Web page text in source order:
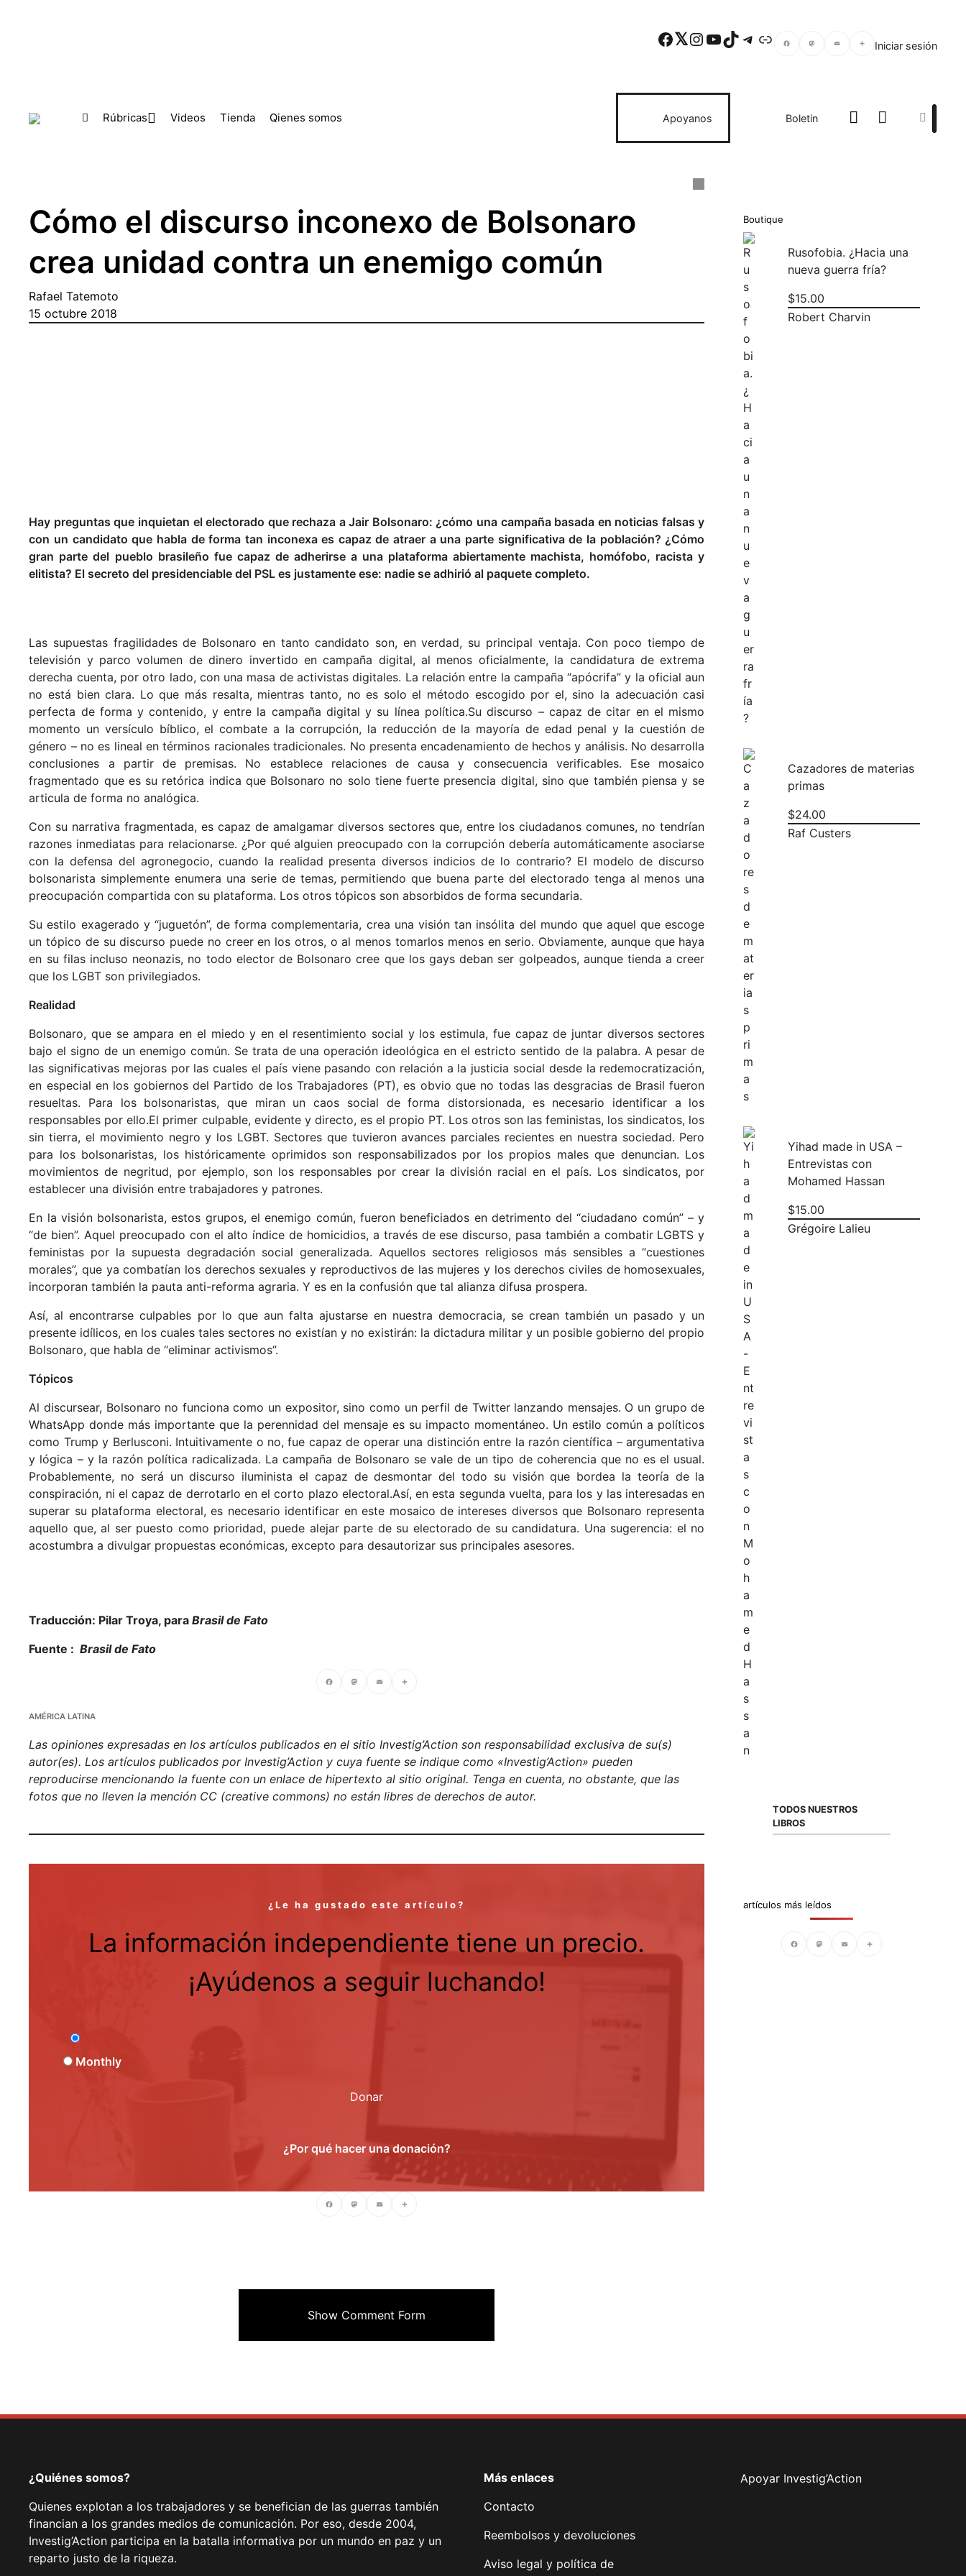
Facebook Twitter Instagram YouTube TikTok Telegram Enlace Iniciar sesión
Rúbricas Videos Tienda Qienes somos Apoyanos Boletin
Cómo el discurso inconexo de Bolsonaro
crea unidad contra un enemigo común
Rafael Tatemoto
15 octubre 2018
Hay preguntas que inquietan el electorado que rechaza a Jair Bolsonaro: ¿cómo una campaña basada en noticias falsas y
con un candidato que habla de forma tan inconexa es capaz de atraer a una parte significativa de la población? ¿Cómo
gran parte del pueblo brasileño fue capaz de adherirse a una plataforma abiertamente machista, homófobo, racista y
elitista? El secreto del presidenciable del PSL es justamente ese: nadie se adhirió al paquete completo.
Las supuestas fragilidades de Bolsonaro en tanto candidato son, en verdad, su principal ventaja. Con poco tiempo de
televisión y parco volumen de dinero invertido en campaña digital, al menos oficialmente, la candidatura de extrema
derecha cuenta, por otro lado, con una masa de activistas digitales. La relación entre la campaña “apócrifa” y la oficial aun
no está bien clara. Lo que más resalta, mientras tanto, no es solo el método escogido por el, sino la adecuación casi
perfecta de forma y contenido, y entre la campaña digital y su línea política.Su discurso – capaz de citar en el mismo
momento un versículo bíblico, el combate a la corrupción, la reducción de la mayoría de edad penal y la cuestión de
género – no es lineal en términos racionales tradicionales. No presenta encadenamiento de hechos y análisis. No desarrolla
conclusiones a partir de premisas. No establece relaciones de causa y consecuencia verificables. Ese mosaico
fragmentado que es su retórica indica que Bolsonaro no solo tiene fuerte presencia digital, sino que también piensa y se
articula de forma no analógica.
Con su narrativa fragmentada, es capaz de amalgamar diversos sectores que, entre los ciudadanos comunes, no tendrían
razones inmediatas para relacionarse. ¿Por qué alguien preocupado con la corrupción debería automáticamente asociarse
con la defensa del agronegocio, cuando la realidad presenta diversos indicios de lo contrario? El modelo de discurso
bolsonarista simplemente enumera una serie de temas, permitiendo que buena parte del electorado tenga al menos una
preocupación compartida con su plataforma. Los otros tópicos son absorbidos de forma secundaria.
Su estilo exagerado y “juguetón”, de forma complementaria, crea una visión tan insólita del mundo que aquel que escoge
un tópico de su discurso puede no creer en los otros, o al menos tomarlos menos en serio. Obviamente, aunque que haya
en su filas incluso neonazis, no todo elector de Bolsonaro cree que los gays deban ser golpeados, aunque tienda a creer
que los LGBT son privilegiados.
Realidad
Bolsonaro, que se ampara en el miedo y en el resentimiento social y los estimula, fue capaz de juntar diversos sectores
bajo el signo de un enemigo común. Se trata de una operación ideológica en el estricto sentido de la palabra. A pesar de
las significativas mejoras por las cuales el país viene pasando con relación a la justicia social desde la redemocratización,
en especial en los gobiernos del Partido de los Trabajadores (PT), es obvio que no todas las desgracias de Brasil fueron
resueltas. Para los bolsonaristas, que miran un caos social de forma distorsionada, es necesario identificar a los
responsables por ello.El primer culpable, evidente y directo, es el propio PT. Los otros son las feministas, los sindicatos, los
sin tierra, el movimiento negro y los LGBT. Sectores que tuvieron avances parciales recientes en nuestra sociedad. Pero
para los bolsonaristas, los históricamente oprimidos son responsabilizados por los propios males que denuncian. Los
movimientos de negritud, por ejemplo, son los responsables por crear la división racial en el país. Los sindicatos, por
establecer una división entre trabajadores y patrones.
En la visión bolsonarista, estos grupos, el enemigo común, fueron beneficiados en detrimento del “ciudadano común” – y
“de bien”. Aquel preocupado con el alto índice de homicidios, a través de ese discurso, pasa también a combatir LGBTS y
feministas por la supuesta degradación social generalizada. Aquellos sectores religiosos más sensibles a “cuestiones
morales”, que ya combatían los derechos sexuales y reproductivos de las mujeres y los derechos civiles de homosexuales,
incorporan también la pauta anti-reforma agraria. Y es en la confusión que tal alianza difusa prospera.
Así, al encontrarse culpables por lo que aun falta ajustarse en nuestra democracia, se crean también un pasado y un
presente idílicos, en los cuales tales sectores no existían y no existirán: la dictadura militar y un posible gobierno del propio
Bolsonaro, que habla de “eliminar activismos”.
Tópicos
Al discursear, Bolsonaro no funciona como un expositor, sino como un perfil de Twitter lanzando mensajes. O un grupo de
WhatsApp donde más importante que la perennidad del mensaje es su impacto momentáneo. Un estilo común a políticos
como Trump y Berlusconi. Intuitivamente o no, fue capaz de operar una distinción entre la razón científica – argumentativa
y lógica – y la razón política radicalizada. La campaña de Bolsonaro se vale de un tipo de coherencia que no es el usual.
Probablemente, no será un discurso iluminista el capaz de desmontar del todo su visión que bordea la teoría de la
conspiración, ni el capaz de derrotarlo en el corto plazo electoral.Así, en esta segunda vuelta, para los y las interesadas en
superar su plataforma electoral, es necesario identificar en este mosaico de intereses diversos que Bolsonaro representa
aquello que, al ser puesto como prioridad, puede alejar parte de su electorado de su candidatura. Una sugerencia: el no
acostumbra a divulgar propuestas económicas, excepto para desautorizar sus principales asesores.
Traducción: Pilar Troya, paraBrasil de Fato
Fuente :Brasil de Fato
AMÉRICA LATINA
Las opiniones expresadas en los artículos publicados en el sitio Investig’Action son responsabilidad exclusiva de su(s)
autor(es). Los artículos publicados por Investig’Action y cuya fuente se indique como «Investig’Action» pueden
reproducirse mencionando la fuente con un enlace de hipertexto al sitio original. Tenga en cuenta, no obstante, que las
fotos que no lleven la mención CC (creative commons) no están libres de derechos de autor.
¿Le ha gustado este artículo?
La información independiente tiene un precio.
¡Ayúdenos a seguir luchando!
Monthly
Donar
¿Por qué hacer una donación?
Show Comment Form
Boutique
Rusofobia. ¿Hacia una
nueva guerra fría?
$15.00
Robert Charvin
Cazadores de materias
primas
$24.00
Raf Custers
Yihad made in USA –
Entrevistas con
Mohamed Hassan
$15.00
Grégoire Lalieu
TODOS NUESTROS
LIBROS
artículos más leídos
¿Quiénes somos?
Quienes explotan a los trabajadores y se benefician de las guerras también
financian a los grandes medios de comunicación. Por eso, desde 2004,
Investig’Action participa en la batalla informativa por un mundo en paz y un
reparto justo de la riqueza.
Más enlaces
Contacto
Reembolsos y devoluciones
Aviso legal y política de
Apoyar Investig’Action